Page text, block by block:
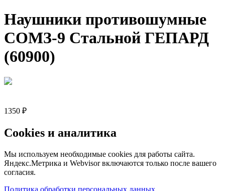
Наушники противошумные
СОМЗ-9 Стальной ГЕПАРД
(60900)
1350 ₽
Cookies и аналитика
Мы используем необходимые cookies для работы сайта.
Яндекс.Метрика и Webvisor включаются только после вашего
согласия.
Политика обработки персональных данных